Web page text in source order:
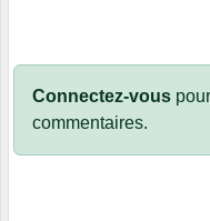
Connectez-vous
commentaires.